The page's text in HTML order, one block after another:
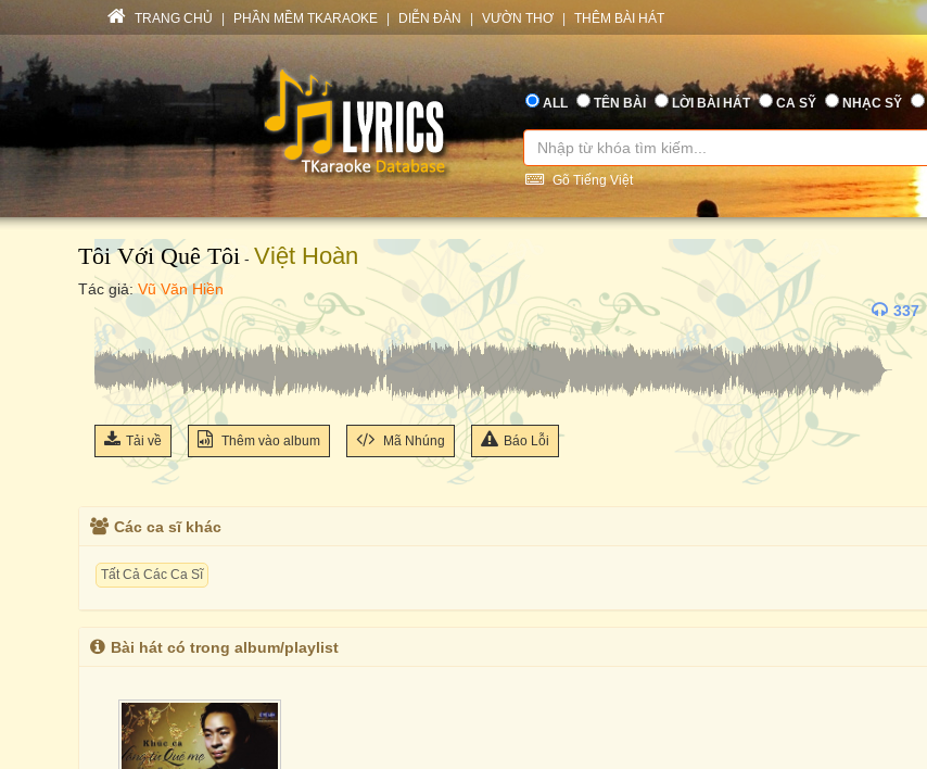
TRANG CHỦ PHẦN MỀM TKARAOKE DIỄN ĐÀN VƯỜN THƠ THÊM BÀI HÁT
ALL TÊN BÀI LỜI BÀI HÁT CA SỸ NHẠC SỸ
Gõ Tiếng Việt
Tôi Với Quê Tôi - Việt Hoàn
Tác giả: Vũ Văn Hiền
337
Tải về Thêm vào album Mã Nhúng Báo Lỗi
Các ca sĩ khác
Tất Cả Các Ca Sĩ
Bài hát có trong album/playlist